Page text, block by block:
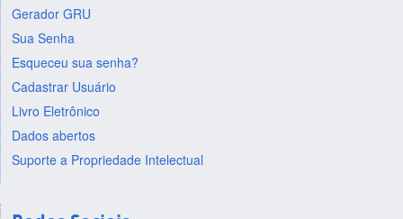
Gerador GRU
Sua Senha
Esqueceu sua senha?
Cadastrar Usuário
Livro Eletrônico
Dados abertos
Suporte a Propriedade Intelectual